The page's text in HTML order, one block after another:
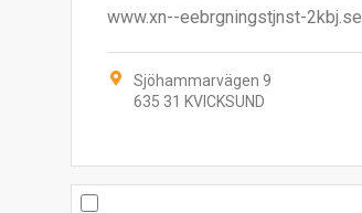
www.xn--eebrgningstjnst-2kbj.se
Sjöhammarvägen 9
635 31 KVICKSUND